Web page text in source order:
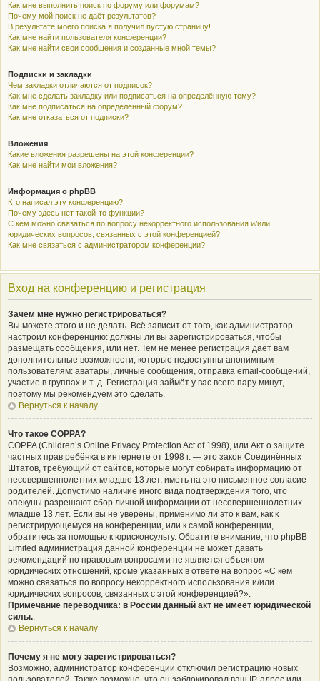
Как мне выполнить поиск по форуму или форумам?
Почему мой поиск не даёт результатов?
В результате моего поиска я получил пустую страницу!
Как мне найти пользователя конференции?
Как мне найти свои сообщения и созданные мной темы?
Подписки и закладки
Чем закладки отличаются от подписок?
Как мне сделать закладку или подписаться на определённую тему?
Как мне подписаться на определённый форум?
Как мне отказаться от подписки?
Вложения
Какие вложения разрешены на этой конференции?
Как мне найти мои вложения?
Информация о phpBB
Кто написал эту конференцию?
Почему здесь нет такой-то функции?
С кем можно связаться по вопросу некорректного использования и/или
юридических вопросов, связанных с этой конференцией?
Как мне связаться с администратором конференции?
Вход на конференцию и регистрация
Зачем мне нужно регистрироваться?
Вы можете этого и не делать. Всё зависит от того, как администратор
настроил конференцию: должны ли вы зарегистрироваться, чтобы
размещать сообщения, или нет. Тем не менее регистрация даёт вам
дополнительные возможности, которые недоступны анонимным
пользователям: аватары, личные сообщения, отправка email-сообщений,
участие в группах и т. д. Регистрация займёт у вас всего пару минут,
поэтому мы рекомендуем это сделать.
Вернуться к началу
Что такое COPPA?
COPPA (Children’s Online Privacy Protection Act of 1998), или Акт о защите
частных прав ребёнка в интернете от 1998 г. — это закон Соединённых
Штатов, требующий от сайтов, которые могут собирать информацию от
несовершеннолетних младше 13 лет, иметь на это письменное согласие
родителей. Допустимо наличие иного вида подтверждения того, что
опекуны разрешают сбор личной информации от несовершеннолетних
младше 13 лет. Если вы не уверены, применимо ли это к вам, как к
регистрирующемуся на конференции, или к самой конференции,
обратитесь за помощью к юрисконсульту. Обратите внимание, что phpBB
Limited администрация данной конференции не может давать
рекомендаций по правовым вопросам и не является объектом
юридических отношений, кроме указанных в ответе на вопрос «С кем
можно связаться по вопросу некорректного использования и/или
юридических вопросов, связанных с этой конференцией?».
Примечание переводчика: в России данный акт не имеет юридической
силы..
Вернуться к началу
Почему я не могу зарегистрироваться?
Возможно, администратор конференции отключил регистрацию новых